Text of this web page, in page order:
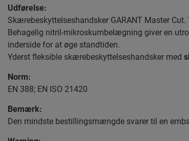
Udførelse:
Skærebeskyttelseshandsker GARANT Master
Behagelig nitril-mikroskumbelægning giver en
inderside for at øge standtiden.
Yderst fleksible skærebeskyttelseshandsker med
Norm:
EN 388; EN ISO 21420
Bemærk:
Den mindste bestillingsmængde svarer til en